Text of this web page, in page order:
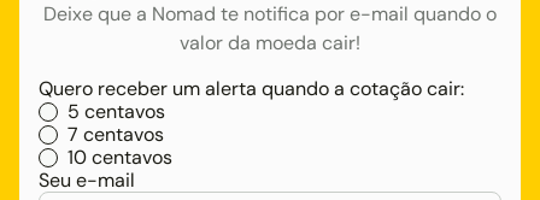
Deixe que a Nomad te notifica por e-mail quando o
valor da moeda cair!
Quero receber um alerta quando a cotação cair:
5 centavos
7 centavos
10 centavos
Seu e-mail